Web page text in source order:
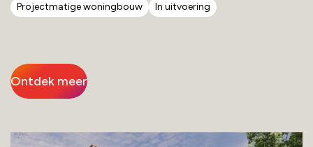
Projectmatige woningbouw In uitvoering
Ontdek meer